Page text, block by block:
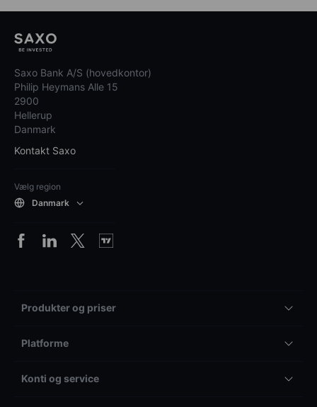
Saxo Bank A/S (hovedkontor)
Philip Heymans Alle 15
2900
Hellerup
Danmark
Kontakt Saxo
Vælg region
Danmark
Produkter og priser
Platforme
Konti og service